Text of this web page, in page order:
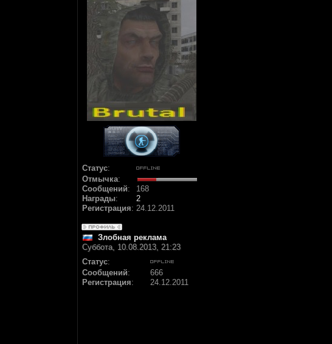
Статус:
Отмычка:
Сообщений:
168
Награды:
2
Регистрация: 24.12.2011
Злобная реклама
Суббота, 10.08.2013, 21:23
Статус:
Сообщений:
666
Регистрация: 24.12.2011